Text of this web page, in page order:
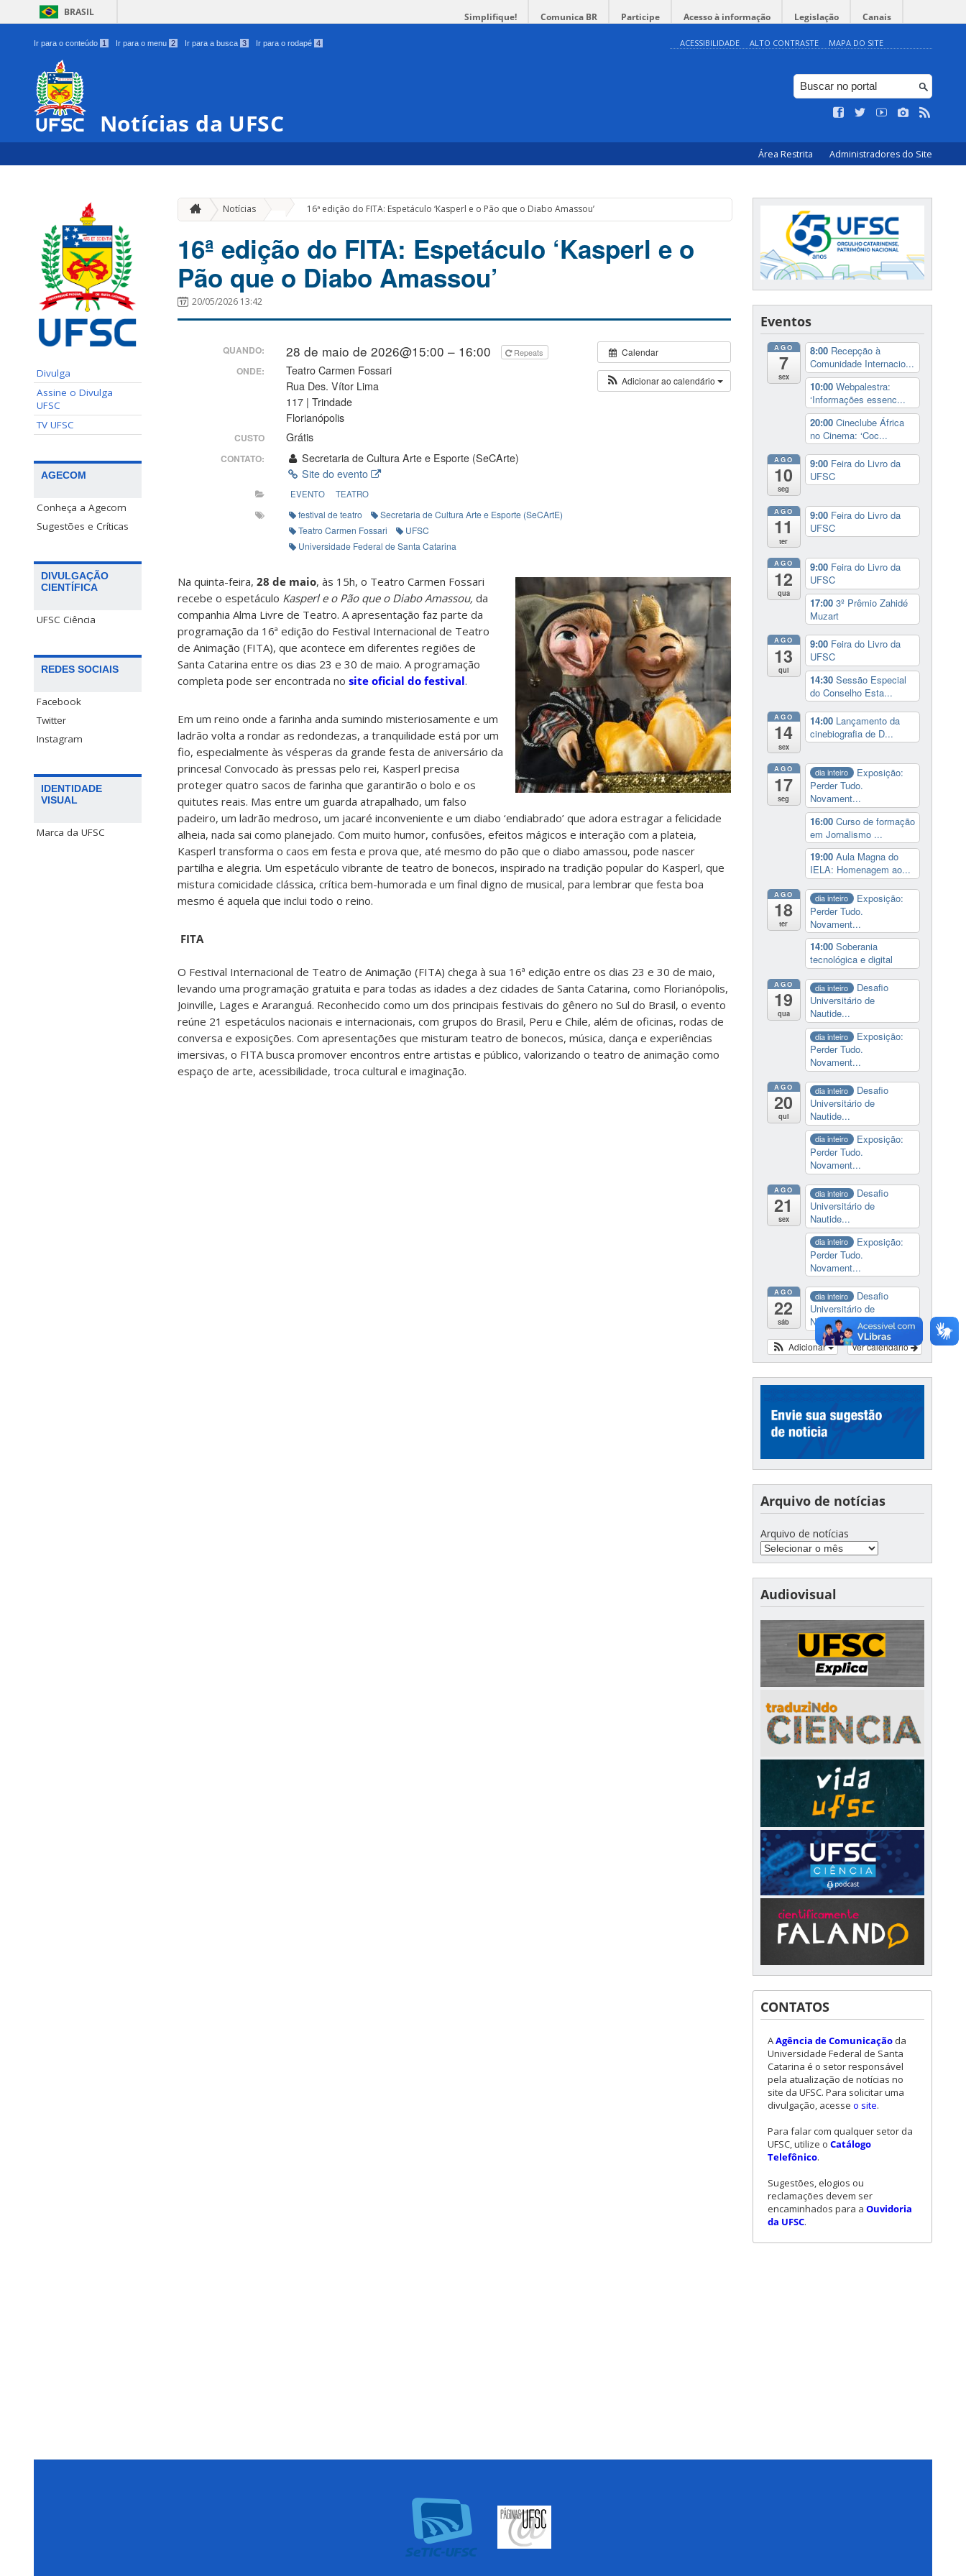
BRASIL Simplifique! Comunica BR Participe Acesso à informação Legislação Canais
Ir para o conteúdo 1 Ir para o menu 2 Ir para a busca 3 Ir para o rodapé 4 ACESSIBILIDADE ALTO CONTRASTE MAPA DO SITE
Notícias da UFSC
Área Restrita Administradores do Site
Divulga
Assine o Divulga
UFSC
TV UFSC
AGECOM
Conheça a Agecom
Sugestões e Críticas
DIVULGAÇÃO
CIENTÍFICA
UFSC Ciência
REDES SOCIAIS
Facebook
Twitter
Instagram
IDENTIDADE
VISUAL
Marca da UFSC
Notícias 16ª edição do FITA: Espetáculo ‘Kasperl e o Pão que o Diabo Amassou’
16ª edição do FITA: Espetáculo ‘Kasperl e o
Pão que o Diabo Amassou’
20/05/2026 13:42
Calendar
Adicionar ao calendário
QUANDO: 28 de maio de 2026@15:00 – 16:00 Repeats
ONDE:
Teatro Carmen Fossari
Rua Des. Vítor Lima
117 | Trindade
Florianópolis
CUSTO Grátis
CONTATO:
Secretaria de Cultura Arte e Esporte (SeCArte)
Site do evento
EVENTO TEATRO
festival de teatro
Secretaria de Cultura Arte e Esporte (SeCArtE)
Teatro Carmen Fossari
UFSC
Universidade Federal de Santa Catarina
Na quinta-feira, 28 de maio, às 15h, o Teatro Carmen Fossari
recebe o espetáculo Kasperl e o Pão que o Diabo Amassou, da
companhia Alma Livre de Teatro. A apresentação faz parte da
programação da 16ª edição do Festival Internacional de Teatro
de Animação (FITA), que acontece em diferentes regiões de
Santa Catarina entre os dias 23 e 30 de maio. A programação
completa pode ser encontrada no site oficial do festival.
Em um reino onde a farinha anda sumindo misteriosamente e um
ladrão volta a rondar as redondezas, a tranquilidade está por um
fio, especialmente às vésperas da grande festa de aniversário da
princesa! Convocado às pressas pelo rei, Kasperl precisa
proteger quatro sacos de farinha que garantirão o bolo e os
quitutes reais. Mas entre um guarda atrapalhado, um falso
padeiro, um ladrão medroso, um jacaré inconveniente e um diabo ‘endiabrado’ que adora estragar a felicidade
alheia, nada sai como planejado. Com muito humor, confusões, efeitos mágicos e interação com a plateia,
Kasperl transforma o caos em festa e prova que, até mesmo do pão que o diabo amassou, pode nascer
partilha e alegria. Um espetáculo vibrante de teatro de bonecos, inspirado na tradição popular do Kasperl, que
mistura comicidade clássica, crítica bem-humorada e um final digno de musical, para lembrar que festa boa
mesmo é aquela que inclui todo o reino.
FITA
O Festival Internacional de Teatro de Animação (FITA) chega à sua 16ª edição entre os dias 23 e 30 de maio,
levando uma programação gratuita e para todas as idades a dez cidades de Santa Catarina, como Florianópolis,
Joinville, Lages e Araranguá. Reconhecido como um dos principais festivais do gênero no Sul do Brasil, o evento
reúne 21 espetáculos nacionais e internacionais, com grupos do Brasil, Peru e Chile, além de oficinas, rodas de
conversa e exposições. Com apresentações que misturam teatro de bonecos, música, dança e experiências
imersivas, o FITA busca promover encontros entre artistas e público, valorizando o teatro de animação como
espaço de arte, acessibilidade, troca cultural e imaginação.
Eventos
AGO
7
sex
8:00 Recepção à
Comunidade Internacio...
10:00 Webpalestra:
‘Informações essenc...
20:00 Cineclube África
no Cinema: ‘Coc...
AGO
10
seg
9:00 Feira do Livro da
UFSC
AGO
11
ter
9:00 Feira do Livro da
UFSC
AGO
12
qua
9:00 Feira do Livro da
UFSC
17:00 3º Prêmio Zahidé
Muzart
AGO
13
qui
9:00 Feira do Livro da
UFSC
14:30 Sessão Especial
do Conselho Esta...
AGO
14
sex
14:00 Lançamento da
cinebiografia de D...
AGO
17
seg
dia inteiro
Exposição:
Perder Tudo.
Novament...
16:00 Curso de formação
em Jornalismo ...
19:00 Aula Magna do
IELA: Homenagem ao...
AGO
18
ter
dia inteiro
Exposição:
Perder Tudo.
Novament...
14:00 Soberania
tecnológica e digital
AGO
19
qua
dia inteiro
Desafio
Universitário de
Nautide...
dia inteiro
Exposição:
Perder Tudo.
Novament...
AGO
20
qui
dia inteiro
Desafio
Universitário de
Nautide...
dia inteiro
Exposição:
Perder Tudo.
Novament...
AGO
21
sex
dia inteiro
Desafio
Universitário de
Nautide...
dia inteiro
Exposição:
Perder Tudo.
Novament...
AGO
22
sáb
dia inteiro
Desafio
Universitário de
Nautide...
Ver calendário
Adicionar
Arquivo de notícias
Arquivo de notícias
Audiovisual
CONTATOS
AAgência de Comunicação da
Universidade Federal de Santa
Catarina é o setor responsável
pela atualização de notícias no
site da UFSC. Para solicitar uma
divulgação, acesse o site.
Para falar com qualquer setor da
UFSC, utilize o Catálogo
Telefônico.
Sugestões, elogios ou
reclamações devem ser
encaminhados para a Ouvidoria
da UFSC.